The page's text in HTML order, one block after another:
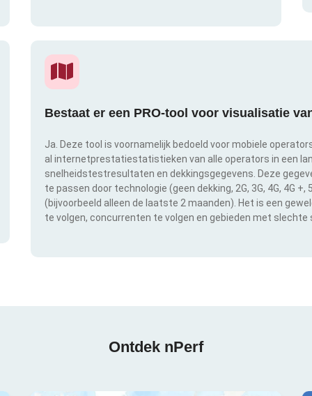
Bestaat er een PRO-tool voor visualisatie
Ja. Deze tool is voornamelijk bedoeld voor mobiele
al internetprestatiestatistieken van alle operators in een
snelheidstestresultaten en dekkingsgegevens. Deze
te passen door technologie (geen dekking, 2G, 3G, 4G, 4G
(bijvoorbeeld alleen de laatste 2 maanden). Het is een
te volgen, concurrenten te volgen en gebieden met slechte
Ontdek nPerf